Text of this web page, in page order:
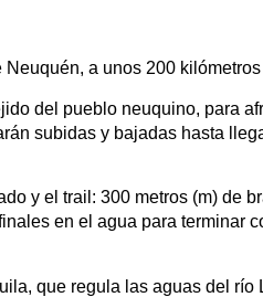
a unos 200
del pueblo neuquino, para
subidas y bajadas hasta
y el trail: 300 metros (m) de
en el agua para terminar
que regula las aguas del río